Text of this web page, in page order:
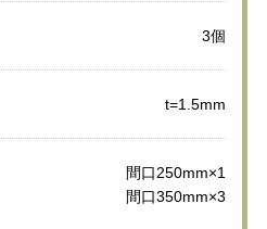
3個
t=1.5mm
間口250mm×1
間口350mm×3